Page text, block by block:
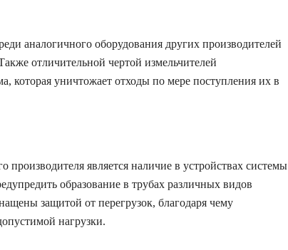
аналогичного оборудования других производителей
отличительной чертой измельчителей
которая уничтожает отходы по мере поступления их в
производителя является наличие в устройствах системы
образование в трубах различных видов
защитой от перегрузок, благодаря чему
нагрузки.